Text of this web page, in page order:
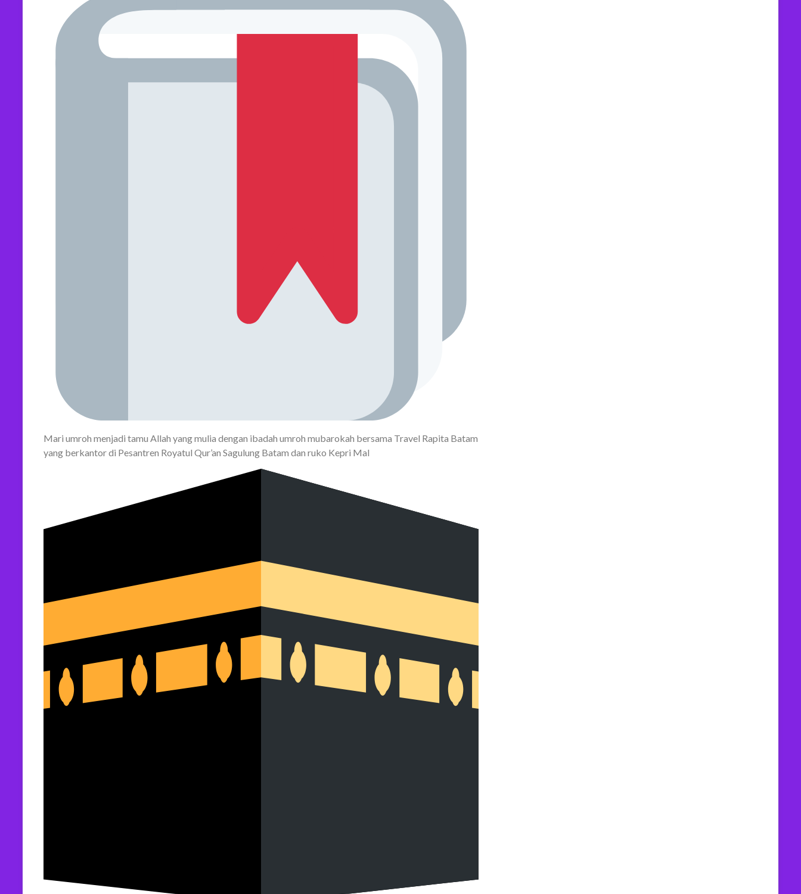
Mari umroh menjadi tamu Allah yang mulia dengan ibadah umroh mubarokah bersama Travel Rapita Batam
yang berkantor di Pesantren Royatul Qur’an Sagulung Batam dan ruko Kepri Mal